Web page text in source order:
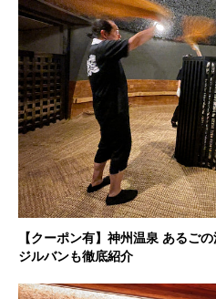
【クーポン有】神州温泉 あるご
ジルバンも徹底紹介